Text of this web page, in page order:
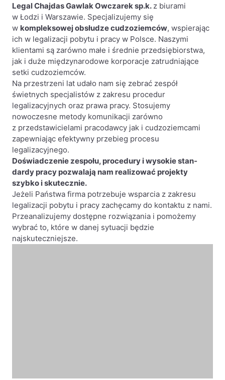
Legal Chajdas Gawlak Owczarek sp.k. z biurami
w Łodzi i Warszawie. Specjalizujemy się
w kompleksowej obsłudze cudzoziemców, wspierając
ich w legalizacji pobytu i pracy w Polsce. Naszymi
klientami są zarówno małe i średnie przedsiębiorstwa,
jak i duże międzynarodowe korporacje zatrudniające
setki cudzoziemców.
Na przestrzeni lat udało nam się zebrać zespół
świetnych specjalistów z za­kresu procedur
legalizacyjnych oraz prawa pracy. Stosujemy
nowoczesne metody komunikacji zarówno
z przedstawicielami pracodawcy jak i cudzo­ziemcami
zapewniając efektywny przebieg procesu
legalizacyjnego.
Doświadczenie zespołu, procedury i wysokie stan­
dardy pracy pozwalają nam realizować projekty
szybko i skutecznie.
Jeżeli Państwa firma potrzebuje wsparcia z zakresu
legalizacji pobytu i pra­cy zachęcamy do kontaktu z nami.
Przeanalizujemy dostępne rozwiązania i pomożemy
wybrać to, które w danej sytuacji będzie
najskuteczniejsze.